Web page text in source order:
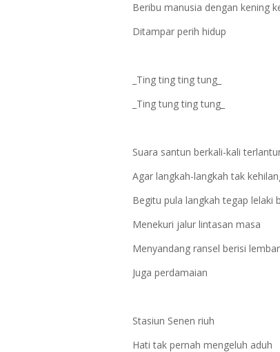
Beribu manusia dengan kening
Ditampar perih hidup
_Ting ting ting tung_
_Ting tung ting tung_
Suara santun berkali-kali
Agar langkah-langkah tak
Begitu pula langkah tegap lelaki
Menekuri jalur lintasan masa
Menyandang ransel berisi
Juga perdamaian
Stasiun Senen riuh
Hati tak pernah mengeluh aduh